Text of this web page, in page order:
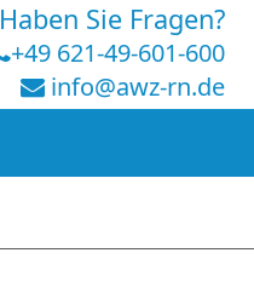
Haben Sie Fragen?
+49 621-49-601-600
info@awz-rn.de